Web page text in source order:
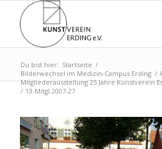
Du bist hier: Startseite /
Bilderwechsel im Medizin-Campus Erding /
Mitgliederausstellung 25 Jahre Kunstverein
/ 13-Mitgl.2007-27